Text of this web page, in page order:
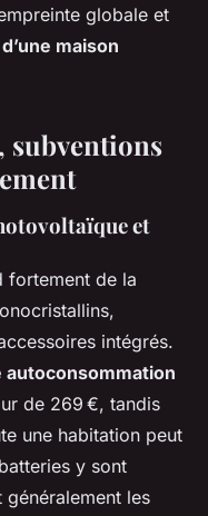
globale et
maison
subventions
et
fortement de la
intégrés.
autoconsommation
de 269 €, tandis
une habitation peut
y sont
généralement les